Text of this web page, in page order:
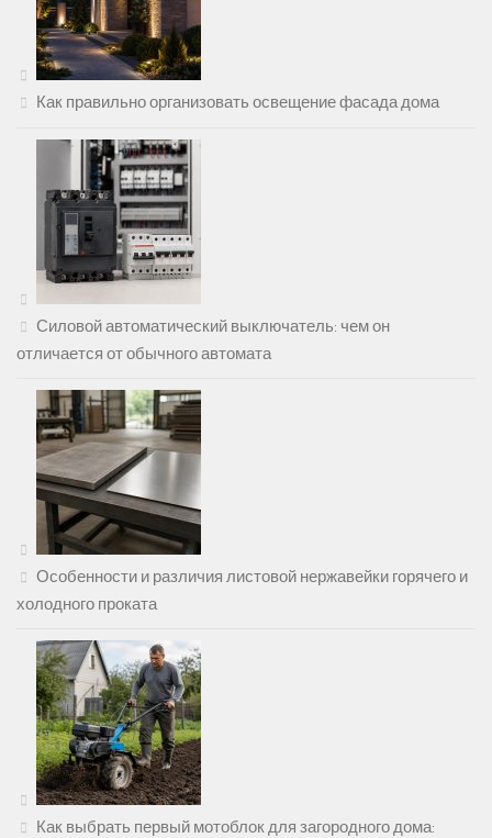
Как правильно организовать освещение фасада дома
Силовой автоматический выключатель: чем он
отличается от обычного автомата
Особенности и различия листовой нержавейки горячего и
холодного проката
Как выбрать первый мотоблок для загородного дома: